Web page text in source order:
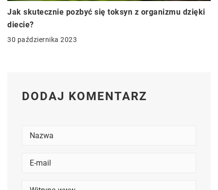
Jak skutecznie pozbyć się toksyn z organizmu dzięki
diecie?
30 października 2023
DODAJ KOMENTARZ